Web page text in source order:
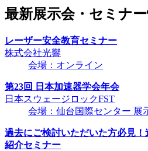
最新展示会・セミナ
レーザー安全教育セミナー
株式会社光響
会場：オンライン
第23回 日本加速器学会年会
日本スウェージロックFST
会場：仙台国際センター 展
過去にご検討いただいた方必見
紹介セミナー